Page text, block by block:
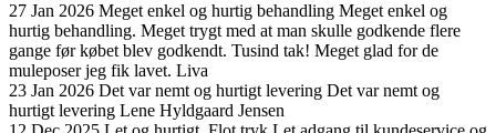
27 Jan 2026 Meget enkel og hurtig behandling Meget enkel og
hurtig behandling. Meget trygt med at man skulle godkende flere
gange før købet blev godkendt. Tusind tak! Meget glad for de
muleposer jeg fik lavet. Liva
23 Jan 2026 Det var nemt og hurtigt levering Det var nemt og
hurtigt levering Lene Hyldgaard Jensen